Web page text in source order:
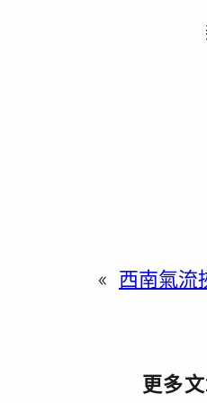
« 西南氣流
更多